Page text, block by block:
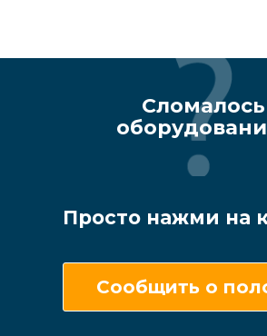
Сломалось
Просто нажми на
Сообщить о